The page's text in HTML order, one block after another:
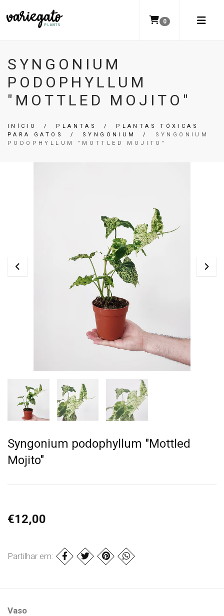
0
SYNGONIUM
PODOPHYLLUM
"MOTTLED MOJITO"
INÍCIO / PLANTAS / PLANTAS TÓXICAS
PARA GATOS
/ SYNGONIUM /
SYNGONIUM
PODOPHYLLUM "MOTTLED MOJITO"
Syngonium podophyllum "Mottled
Mojito"
€12,00
Partilhar em:
Vaso